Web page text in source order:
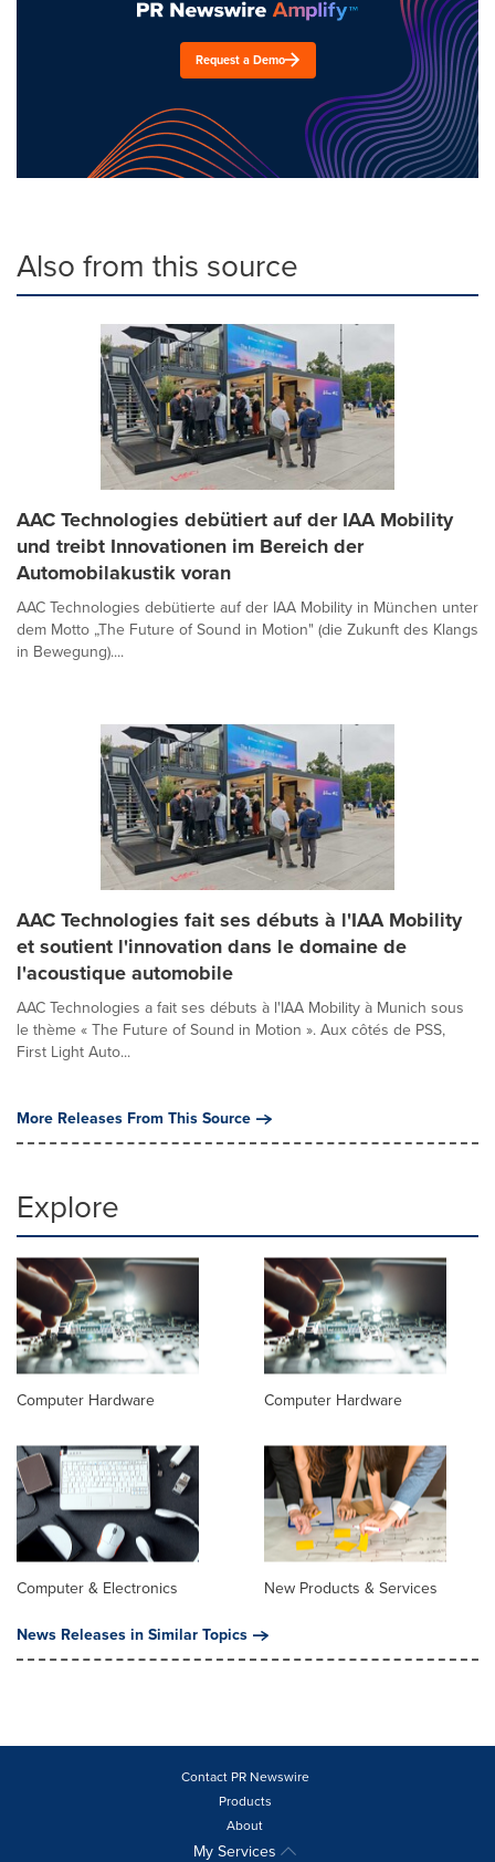
Request a Demo
Also from this source
AAC Technologies debütiert auf der IAA Mobility
und treibt Innovationen im Bereich der
Automobilakustik voran
AAC Technologies debütierte auf der IAA Mobility in München unter
dem Motto „The Future of Sound in Motion" (die Zukunft des Klangs
in Bewegung)....
AAC Technologies fait ses débuts à l'IAA Mobility
et soutient l'innovation dans le domaine de
l'acoustique automobile
AAC Technologies a fait ses débuts à l'IAA Mobility à Munich sous
le thème « The Future of Sound in Motion ». Aux côtés de PSS,
First Light Auto...
More Releases From This Source
Explore
Computer Hardware Computer Hardware
Computer & Electronics
New Products & Services
News Releases in Similar Topics
Contact PR Newswire
Products
About
My Services